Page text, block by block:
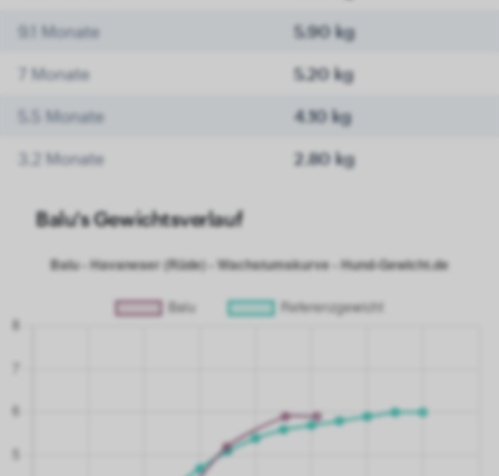
9.1 Monate 5.90 kg
7 Monate 5.20 kg
5.5 Monate 4.10 kg
3.2 Monate 2.80 kg
Balu's Gewichtsverlauf